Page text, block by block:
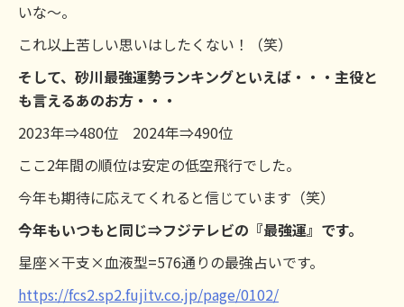
いな～。
これ以上苦しい思いはしたくない！（笑）
そして、砂川最強運勢ランキングといえば・・・主役と
も言えるあのお方・・・
2023年⇒480位 2024年⇒490位
ここ2年間の順位は安定の低空飛行でした。
今年も期待に応えてくれると信じています（笑）
今年もいつもと同じ⇒フジテレビの『最強運』です。
星座×干支×血液型=576通りの最強占いです。
https://fcs2.sp2.fujitv.co.jp/page/0102/